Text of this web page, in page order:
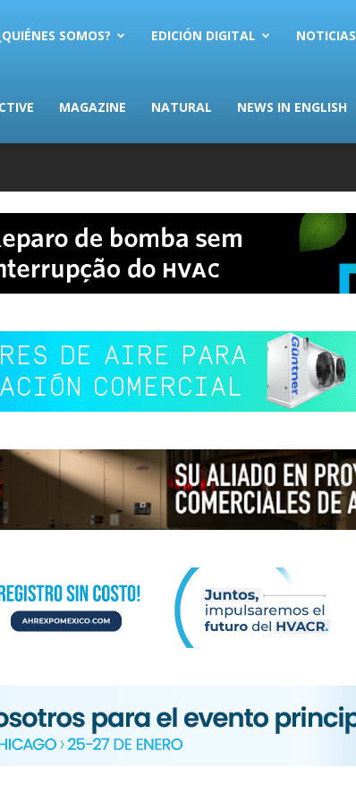
SOMOS? EDICIÓN DIGITAL NOTICIAS
MAGAZINE NATURAL NEWS IN ENGLISH